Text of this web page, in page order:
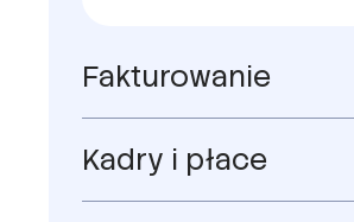
Fakturowanie
Kadry i płace